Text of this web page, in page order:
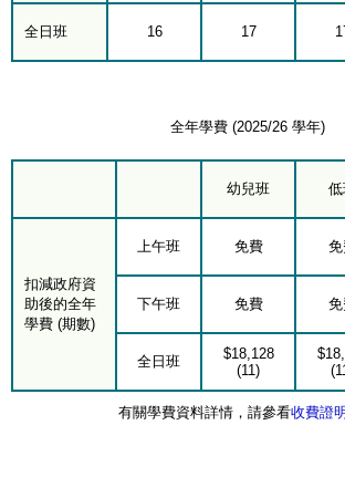
全日班 16 17
全年學費 (2025/26 學年)
幼兒班 低
扣減政府資
助後的全年
學費 (期數)
上午班 免費
下午班 免費
全日班
$18,128
(11)
有關學費資料詳情，請參看收費證